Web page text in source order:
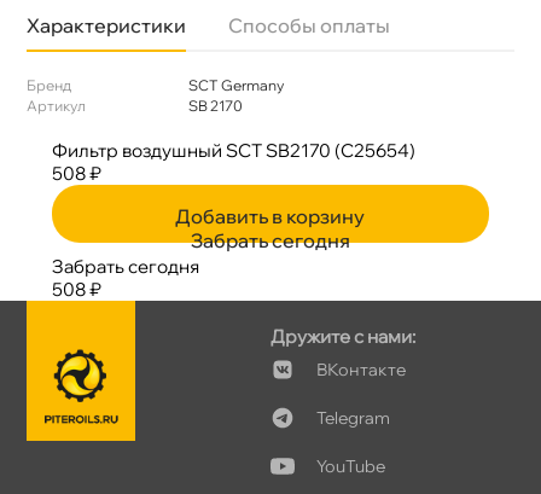
Характеристики Способы оплаты
Бренд
SCT Germany
Артикул
SB 2170
Фильтр воздушный SCT SB2170 (C25654)
508 ₽
Добавить в корзину
Забрать сегодня
Забрать сегодня
508 ₽
Дружите с нами:
Контакте
Telegram
YouTube